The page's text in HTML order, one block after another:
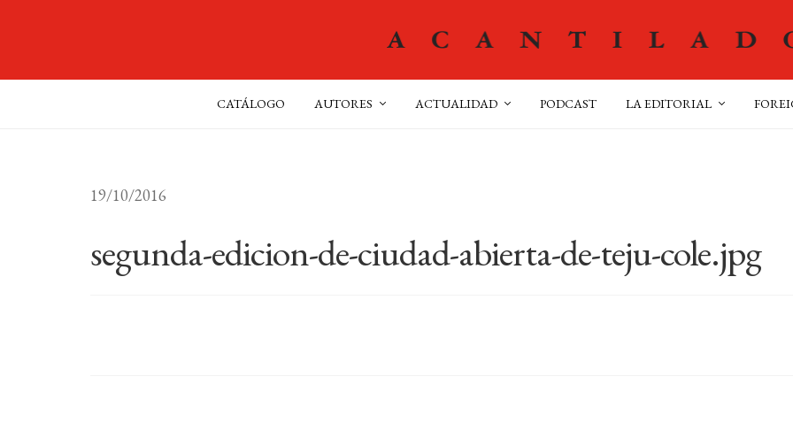
CATÁLOGO AUTORES ACTUALIDAD PODCAST LA EDITORIAL
19/10/2016
segunda-edicion-de-ciudad-abierta-de-teju-cole.jpg